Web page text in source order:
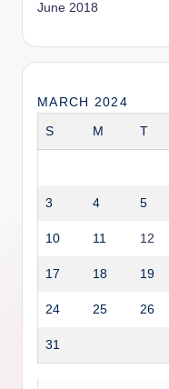
June 2018
MARCH 2024
S M T
3 4 5
10 11 12
17 18 19
24 25 26
31